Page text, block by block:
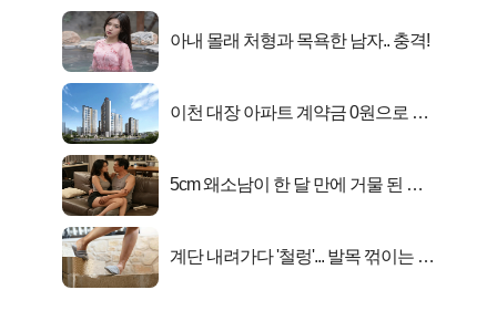
아내 몰래 처형과 목욕한 남자.. 충격!
이천 대장 아파트 계약금 0원으로 내
5cm 왜소남이 한 달 만에 거물 된 사
계단 내려가다 '철렁'... 발목 꺾이는 이